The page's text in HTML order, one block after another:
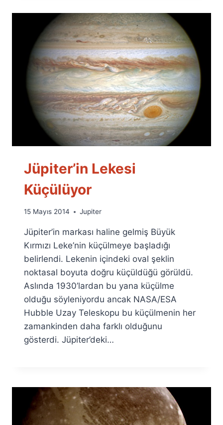
Jüpiter’in Lekesi
Küçülüyor
By
Fuat
Özyar
15 Mayıs 2014 Jupiter
Jüpiter’in markası haline gelmiş Büyük
Kırmızı Leke’nin küçülmeye başladığı
belirlendi. Lekenin içindeki oval şeklin
noktasal boyuta doğru küçüldüğü görüldü.
Aslında 1930’lardan bu yana küçülme
olduğu söyleniyordu ancak NASA/ESA
Hubble Uzay Teleskopu bu küçülmenin her
zamankinden daha farklı olduğunu
gösterdi. Jüpiter’deki…